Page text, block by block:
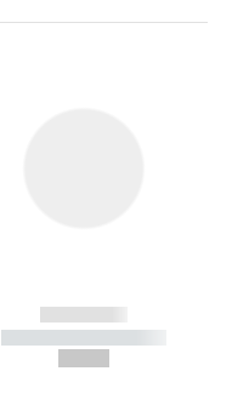
------------
----------- -----------